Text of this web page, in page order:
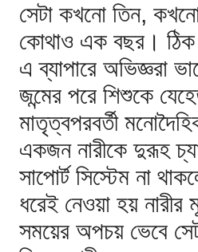
সেটা কখনো তিন,
কোথাও এক বছর। ঠিক
এ ব্যাপারে অভিজ্ঞরা
জন্মের পরে শিশুকে
মাতৃত্বপরবর্তী
একজন নারীকে দুরূহ
সাপোর্ট সিস্টেম না
ধরেই নেওয়া হয়
সময়ের অপচয় ভেবে